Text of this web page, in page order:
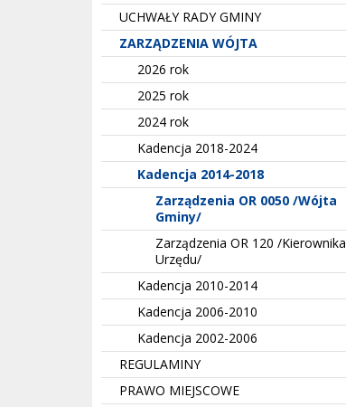
UCHWAŁY RADY GMINY
ZARZĄDZENIA WÓJTA
2026 rok
2025 rok
2024 rok
Kadencja 2018-2024
Kadencja 2014-2018
Zarządzenia OR 0050 /Wójta
Gminy/
Zarządzenia OR 120 /Kierownika
Urzędu/
Kadencja 2010-2014
Kadencja 2006-2010
Kadencja 2002-2006
REGULAMINY
PRAWO MIEJSCOWE